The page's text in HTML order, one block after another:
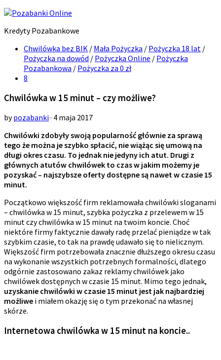
Kredyty Pozabankowe
Chwilówka bez BIK / Mała Pożyczka / Pożyczka 18 lat /
Pożyczka na dowód / Pożyczka Online / Pożyczka
Pozabankowa / Pożyczka za 0 zł
8
Chwilówka w 15 minut – czy możliwe?
bypozabanki· 4 maja 2017
Chwilówki zdobyły swoją popularność głównie za sprawą
tego że można je szybko spłacić, nie wiążąc się umową na
długi okres czasu. To jednak nie jedyny ich atut. Drugi z
głównych atutów chwilówek to czas w jakim możemy je
pozyskać – najszybsze oferty dostępne są nawet w czasie 15
minut.
Początkowo większość firm reklamowała chwilówki sloganami
– chwilówka w 15 minut, szybka pożyczka z przelewem w 15
minut czy chwilówka w 15 minut na twoim koncie. Choć
niektóre firmy faktycznie dawały radę przelać pieniądze w tak
szybkim czasie, to tak na prawdę udawało się to nielicznym.
Większość firm potrzebowała znacznie dłuższego okresu czasu
na wykonanie wszystkich potrzebnych formalności, dlatego
odgórnie zastosowano zakaz reklamy chwilówek jako
chwilówek dostępnych w czasie 15 minut. Mimo tego jednak,
uzyskanie chwilówki w czasie 15 minut jest jak najbardziej
możliwe i miałem okazję się o tym przekonać na własnej
skórze.
Internetowa chwilówka w 15 minut na koncie..